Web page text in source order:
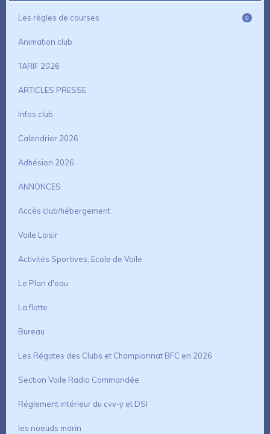
Les règles de courses 0
Animation club
TARIF 2026
ARTICLES PRESSE
Infos club
Calendrier 2026
Adhésion 2026
ANNONCES
Accès club/hébergement
Voile Loisir
Activités Sportives, Ecole de Voile
Le Plan d'eau
La flotte
Bureau
Les Régates des Clubs et Championnat BFC en 2026
Section Voile Radio Commandée
Réglement intérieur du cvv-y et DSI
les noeuds marin